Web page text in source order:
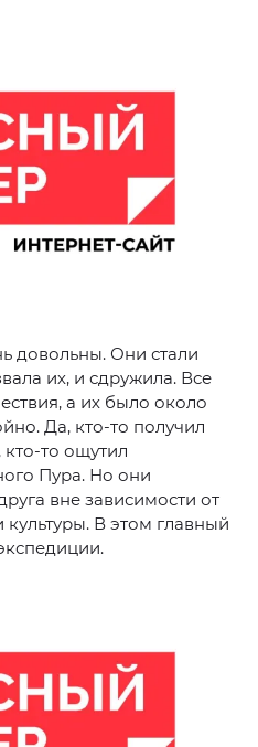
довольны. Они стали
их, и сдружила. Все
а их было около
Да, кто-то получил
то ощутил
Пура. Но они
вне зависимости от
В этом главный